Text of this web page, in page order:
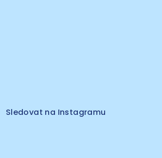
Sledovat na Instagramu